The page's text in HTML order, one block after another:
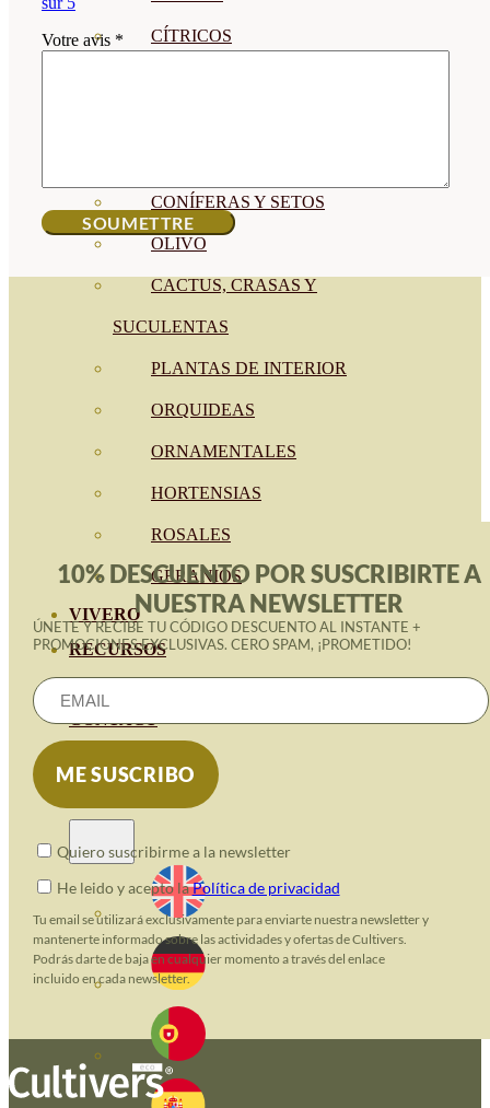
CÍTRICOS
CONÍFERAS Y SETOS
OLIVO
CACTUS, CRASAS Y
SUCULENTAS
PLANTAS DE INTERIOR
ORQUIDEAS
ORNAMENTALES
HORTENSIAS
ROSALES
GERANIOS
VIVERO
RECURSOS
BLOG ECO
CONTACT
Votre avis *
10% DESCUENTO POR SUSCRIBIRTE A
NUESTRA NEWSLETTER
ÚNETE Y RECIBE TU CÓDIGO DESCUENTO AL INSTANTE +
PROMOCIONES EXCLUSIVAS. CERO SPAM, ¡PROMETIDO!
Quiero suscribirme a la newsletter
He leido y acepto laPolítica de privacidad
Tu email se utilizará exclusivamente para enviarte nuestra newsletter y
mantenerte informado sobre las actividades y ofertas de Cultivers.
Podrás darte de baja en cualquier momento a través del enlace
incluido en cada newsletter.